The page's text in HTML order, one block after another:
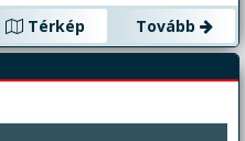
Térkép
Tovább